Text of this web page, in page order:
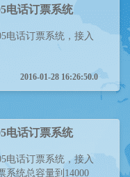
电话订票系统
电话订票系统，接入
2016-01-28 16:26:50.0
电话订票系统
电话订票系统，接入
系统总容量到14000